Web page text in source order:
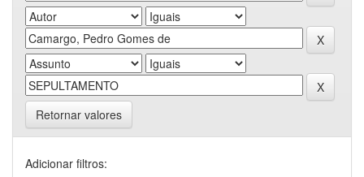
Retornar valores
Adicionar filtros: